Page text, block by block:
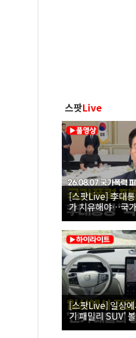
스팟Live
[스팟Live] 李대
가 치유해야…국
26.08.07 국가폭
[스팟Live] 일상에
기 패밀리 SUV'